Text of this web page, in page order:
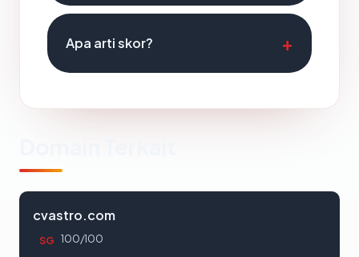
Apa arti skor?
cvastro.com
SG 100/100